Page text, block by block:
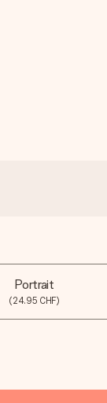
Portrait
(24.95 CHF)